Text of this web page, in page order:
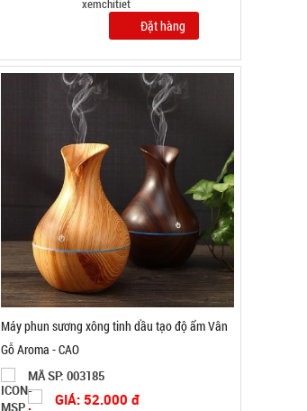
Bảo hành: Test
Nồi hấp 2 tầng inox Soup Steamer
MÃ SP: 003196